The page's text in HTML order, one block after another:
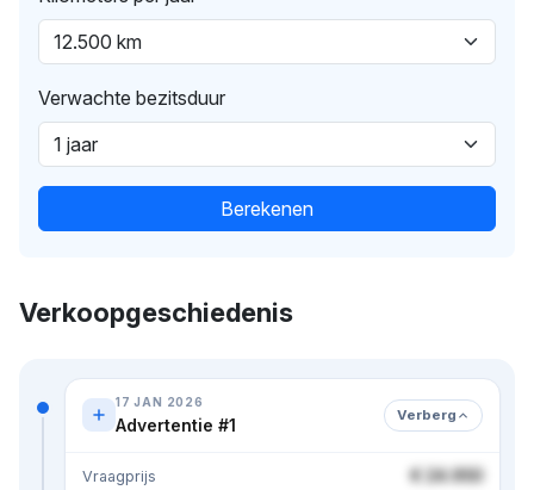
Verwachte bezitsduur
Berekenen
Verkoopgeschiedenis
17 JAN 2026
Advertentie #1 Verberg
Vraagprijs € 24.950